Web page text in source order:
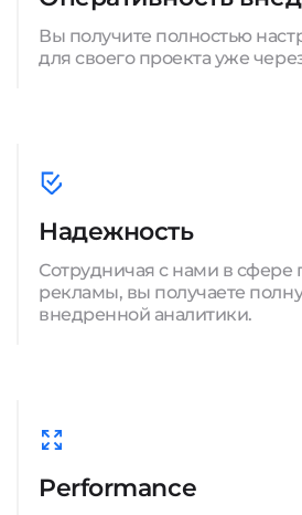
Вы получите полностью
для своего проекта уже
Надежность
Сотрудничая с нами в
рекламы, вы получаете
внедренной аналитики.
Performance